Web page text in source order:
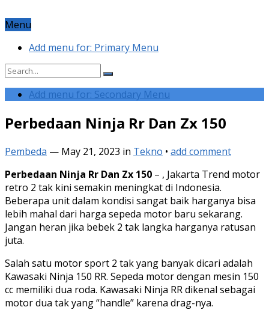
Menu
Add menu for: Primary Menu
Add menu for: Secondary Menu
Perbedaan Ninja Rr Dan Zx 150
Pembeda — May 21, 2023 in Tekno • add comment
Perbedaan Ninja Rr Dan Zx 150 – , Jakarta Trend motor
retro 2 tak kini semakin meningkat di Indonesia.
Beberapa unit dalam kondisi sangat baik harganya bisa
lebih mahal dari harga sepeda motor baru sekarang.
Jangan heran jika bebek 2 tak langka harganya ratusan
juta.
Salah satu motor sport 2 tak yang banyak dicari adalah
Kawasaki Ninja 150 RR. Sepeda motor dengan mesin 150
cc memiliki dua roda. Kawasaki Ninja RR dikenal sebagai
motor dua tak yang “handle” karena drag-nya.